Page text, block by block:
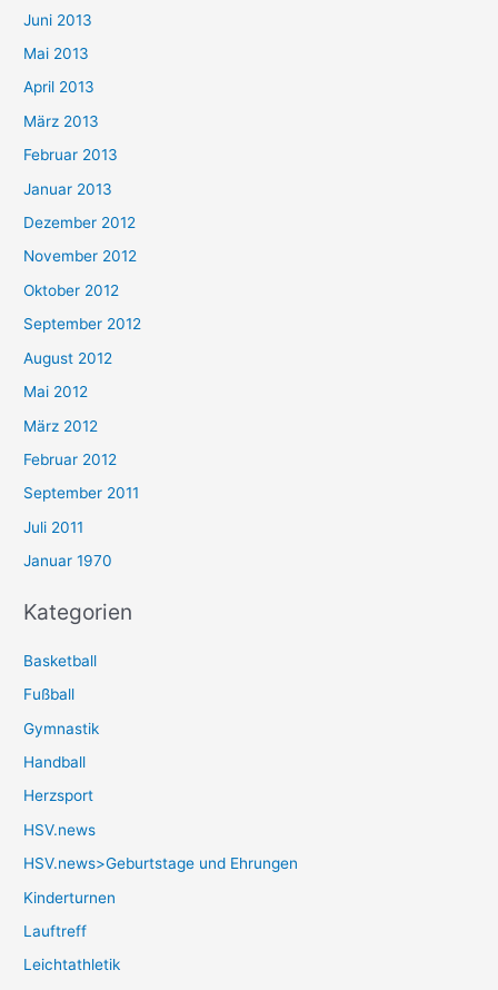
Juni 2013
Mai 2013
April 2013
März 2013
Februar 2013
Januar 2013
Dezember 2012
November 2012
Oktober 2012
September 2012
August 2012
Mai 2012
März 2012
Februar 2012
September 2011
Juli 2011
Januar 1970
Kategorien
Basketball
Fußball
Gymnastik
Handball
Herzsport
HSV.news
HSV.news>Geburtstage und Ehrungen
Kinderturnen
Lauftreff
Leichtathletik